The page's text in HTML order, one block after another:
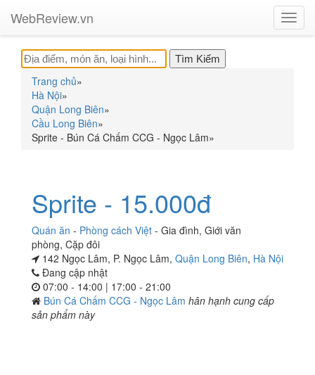
WebReview.vn
Trang chủ»
Hà Nội»
Quận Long Biên»
Cầu Long Biên»
Sprite - Bún Cá Chấm CCG - Ngọc Lâm»
Sprite - 15.000đ
Quán ăn - Phòng cách Việt - Gia đình, Giới văn
phòng, Cặp đôi
142 Ngọc Lâm, P. Ngọc Lâm, Quận Long Biên, Hà Nội
Đang cập nhật
07:00 - 14:00 | 17:00 - 21:00
Bún Cá Chấm CCG - Ngọc Lâm hân hạnh cung cấp
sản phẩm này